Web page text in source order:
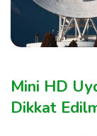
Mini HD
Dikkat